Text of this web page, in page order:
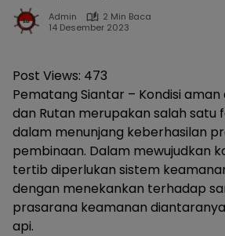
Admin
2 Min Baca
14 Desember 2023
Post Views: 473
Pematang Siantar – Kondisi
dan Rutan merupakan salah satu
dalam menunjang keberhasilan
pembinaan. Dalam mewujudkan
tertib diperlukan sistem
dengan menekankan terhadap
prasarana keamanan
api.